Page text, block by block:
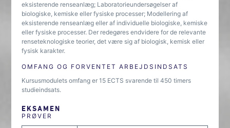
eksisterende renseanlæg; Laboratorieundersøgelser af
biologiske, kemiske eller fysiske processer; Modellering af
eksisterende renseanlæg eller af individuelle biologiske, kemiske
eller fysiske processer. Der redegøres endvidere for de relevante
renseteknologiske teorier, det være sig af biologisk, kemisk eller
fysisk karakter.
OMFANG OG FORVENTET ARBEJDSINDSATS
Kursusmodulets omfang er 15 ECTS svarende til 450 timers
studieindsats.
EKSAMEN
PRØVER